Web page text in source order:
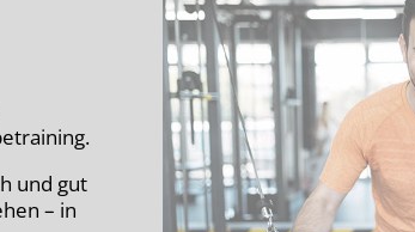
und gut
– in